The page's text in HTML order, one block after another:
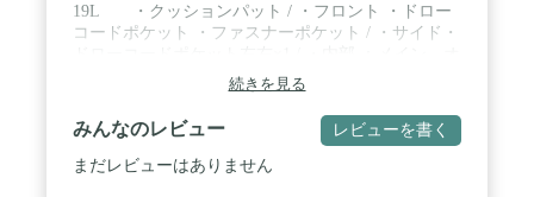
19L ・クッションパット / ・フロント ・ドロー
コードポケット ・ファスナーポケット / ・サイド・
ープンポケット サブ・ファスナーポケット
続きを見る
みんなのレビュー レビューを書く
まだレビューはありません